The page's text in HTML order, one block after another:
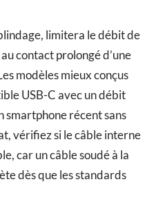
limitera le débit de
contact prolongé d’une
modèles mieux conçus
USB-C avec un débit
smartphone récent sans
vérifiez si le câble interne
car un câble soudé à la
dès que les standards